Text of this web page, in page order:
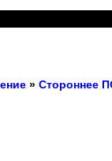
» Стороннее